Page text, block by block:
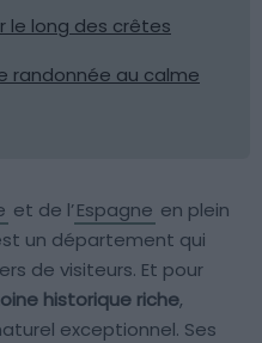
le long des crêtes
randonnée au calme
et de l’Espagne en plein
un département qui
de visiteurs. Et pour
historique riche,
exceptionnel. Ses